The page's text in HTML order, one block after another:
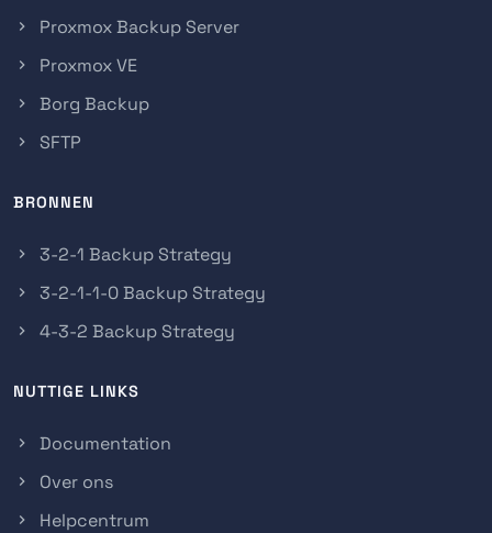
Proxmox Backup Server
Proxmox VE
Borg Backup
SFTP
BRONNEN
3-2-1 Backup Strategy
3-2-1-1-0 Backup Strategy
4-3-2 Backup Strategy
NUTTIGE LINKS
Documentation
Over ons
Helpcentrum